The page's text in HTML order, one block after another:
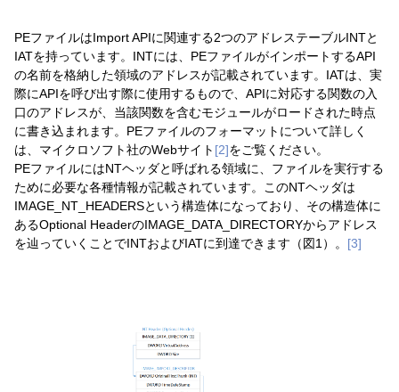
PEファイルはImport APIに関連する2つのアドレステーブルINTと
IATを持っています。INTには、PEファイルがインポートするAPI
の名前を格納した領域のアドレスが記載されています。IATは、実
際にAPIを呼び出す際に使用するもので、APIに対応する関数の入
口のアドレスが、当該関数を含むモジュールがロードされた時点
に書き込まれます。PEファイルのフォーマットについて詳しく
は、マイクロソフト社のWebサイト [2]をご覧ください。
PEファイルにはNTヘッダと呼ばれる領域に、ファイルを実行する
ために必要な各種情報が記載されています。このNTヘッダは
IMAGE_NT_HEADERSという構造体になっており、その構造体に
あるOptional HeaderのIMAGE_DATA_DIRECTORYからアドレス
を辿っていくことでINTおよびIATに到達できます（図1）。 [3]